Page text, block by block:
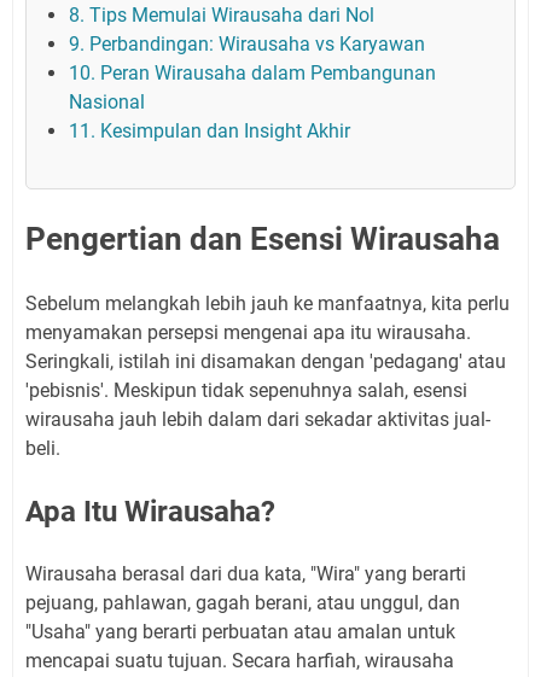
8. Tips Memulai Wirausaha dari Nol
9. Perbandingan: Wirausaha vs Karyawan
10. Peran Wirausaha dalam Pembangunan
Nasional
11. Kesimpulan dan Insight Akhir
Pengertian dan Esensi Wirausaha
Sebelum melangkah lebih jauh ke manfaatnya, kita perlu
menyamakan persepsi mengenai apa itu wirausaha.
Seringkali, istilah ini disamakan dengan 'pedagang' atau
'pebisnis'. Meskipun tidak sepenuhnya salah, esensi
wirausaha jauh lebih dalam dari sekadar aktivitas jual-
beli.
Apa Itu Wirausaha?
Wirausaha berasal dari dua kata, "Wira" yang berarti
pejuang, pahlawan, gagah berani, atau unggul, dan
"Usaha" yang berarti perbuatan atau amalan untuk
mencapai suatu tujuan. Secara harfiah, wirausaha